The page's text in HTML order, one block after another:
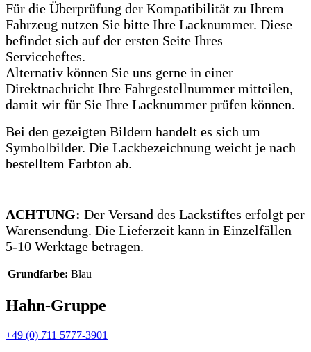
Für die Überprüfung der Kompatibilität zu Ihrem
Fahrzeug nutzen Sie bitte Ihre Lacknummer. Diese
befindet sich auf der ersten Seite Ihres
Serviceheftes.
Alternativ können Sie uns gerne in einer
Direktnachricht Ihre Fahrgestellnummer mitteilen,
damit wir für Sie Ihre Lacknummer prüfen können.
Bei den gezeigten Bildern handelt es sich um
Symbolbilder. Die Lackbezeichnung weicht je nach
bestelltem Farbton ab.
ACHTUNG: Der Versand des Lackstiftes erfolgt per
Warensendung. Die Lieferzeit kann in Einzelfällen
5-10 Werktage betragen.
Grundfarbe: Blau
Hahn-Gruppe
+49 (0) 711 5777-3901